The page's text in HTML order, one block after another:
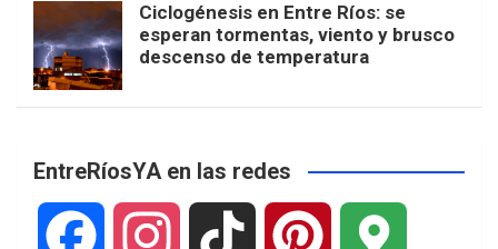
Ciclogénesis en Entre Ríos: se
esperan tormentas, viento y brusco
descenso de temperatura
EntreRíosYA en las redes